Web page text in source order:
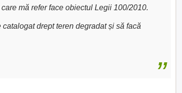
mă refer face obiectul Legii 100/2010.
drept teren degradat și să facă